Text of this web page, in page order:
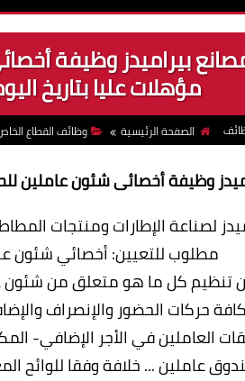
بيراميدز وظيفة
مؤهلات عليا بتاريخ اليوم 22
الصفحة الرئيسية وظائف القطاع
أخصائى شئون عاملين للحاصلين
لصناعة الإطارات ومنتجات
مطلوب للتعيين: أخصائي شئون
كل ما هو متعلق من شئون
حركات الحضور والإنصراف
العاملين في الأجر الإضافي-
عاملين ... خلافة وفقا للوائح